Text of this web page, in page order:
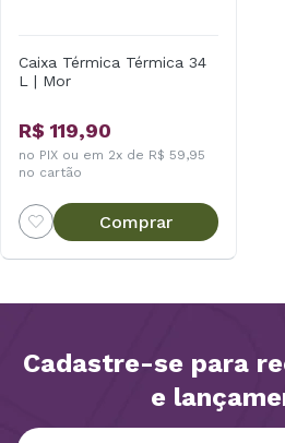
Caixa Térmica Térmica 34
L | Mor
R$ 119,90
no PIX ou em 2x de R$ 59,95
no cartão
Comprar
Cadastre-se para
e